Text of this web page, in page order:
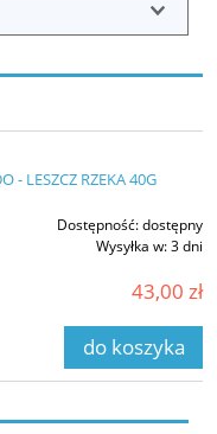
- LESZCZ RZEKA 40G
Dostępność:dostępny
Wysyłka w:3 dni
43,00 zł
do koszyka